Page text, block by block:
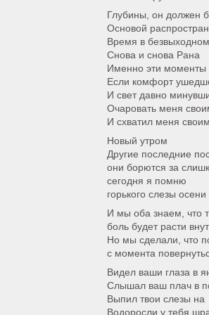
Глубины, он должен
Основой
Время в
Снова и снова Рана
Именно эти моменты
Если комфорт
И свет давно
Очаровать меня
И схватил меня
Новый утром
Другие последние
они борются за
сегодня я помню
горького слезы
И мы оба знаем, что
боль будет расти
Но мы сделали, что
с момента
Видел ваши глаза в
Слышал ваш плач в
Выпил твои слезы на
Водоросли у тебя